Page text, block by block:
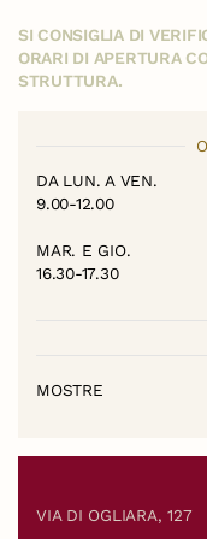
SI CONSIGLIA DI
ORARI DI APERTURA
STRUTTURA.
DA LUN. A VEN.
9.00-12.00
MAR. E GIO.
16.30-17.30
MOSTRE
VIA DI OGLIARA, 127